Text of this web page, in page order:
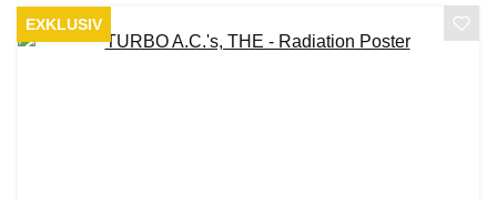
EXKLUSIV